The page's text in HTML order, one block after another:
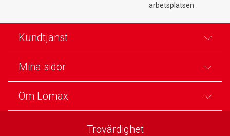
arbetsplatsen
Kundtjänst
Mina sidor
Om Lomax
Trovärdighet